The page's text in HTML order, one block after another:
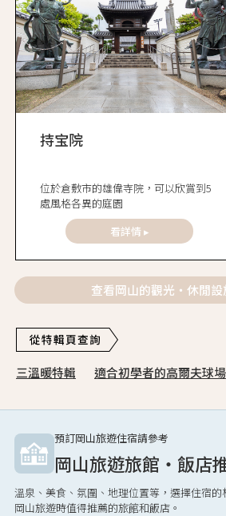
持宝院
位於倉敷市的雄偉寺院，可以欣賞到5
處風格各異的庭園
看詳情 ▸
查看岡山的觀光・休閒設
三溫暖特輯 適合初學者的高爾夫球場
預訂岡山旅遊住宿請參考
岡山旅遊旅館・飯店
溫泉、美食、氛圍、地理位置等，選擇住宿
岡山旅遊時值得推薦的旅館和飯店。